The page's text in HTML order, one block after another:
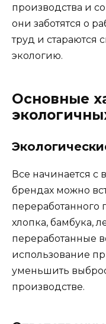
производства и
они заботятся о
труд и стараются
экологию.
Основные
Все начинается с
брендах можно
переработанного
хлопка, бамбука,
переработанные
использование
уменьшить
производстве.